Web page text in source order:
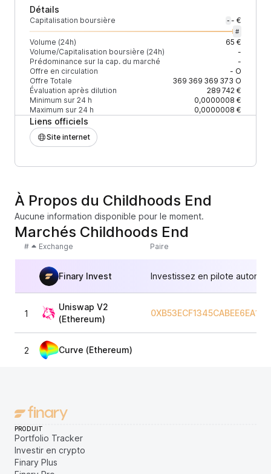
Détails
Capitalisation boursière - - €
#
Volume (24h)
65 €
Volume/Capitalisation boursière (24h)
-
Prédominance sur la cap. du marché
-
Offre en circulation
- O
Offre Totale
369 369 369 373 O
Évaluation après dilution
289 742 €
Minimum sur 24 h
0,0000008 €
Maximum sur 24 h
0,0000008 €
Liens officiels
Site internet
À Propos du Childhoods End
Aucune information disponible pour le moment.
Marchés Childhoods End
# Exchange Paire
Finary Invest Investissez en pilote
1
Uniswap V2
(Ethereum)
2 Curve (Ethereum)
PRODUIT
Portfolio Tracker
Investir en crypto
Finary Plus